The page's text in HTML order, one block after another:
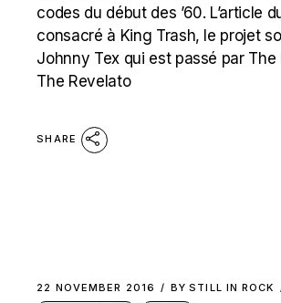
codes du début des ’60. L’article
consacré à King Trash, le projet
Johnny Tex qui est passé par The
The Revelato
SHARE
22 NOVEMBER 2016 BY STILL IN ROCK